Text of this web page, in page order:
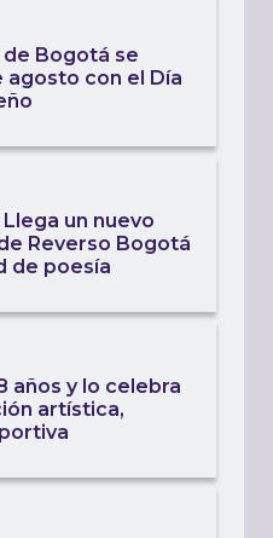
Bogotá se
con el Día
un nuevo
Reverso Bogotá
de poesía
años y lo celebra
artística,